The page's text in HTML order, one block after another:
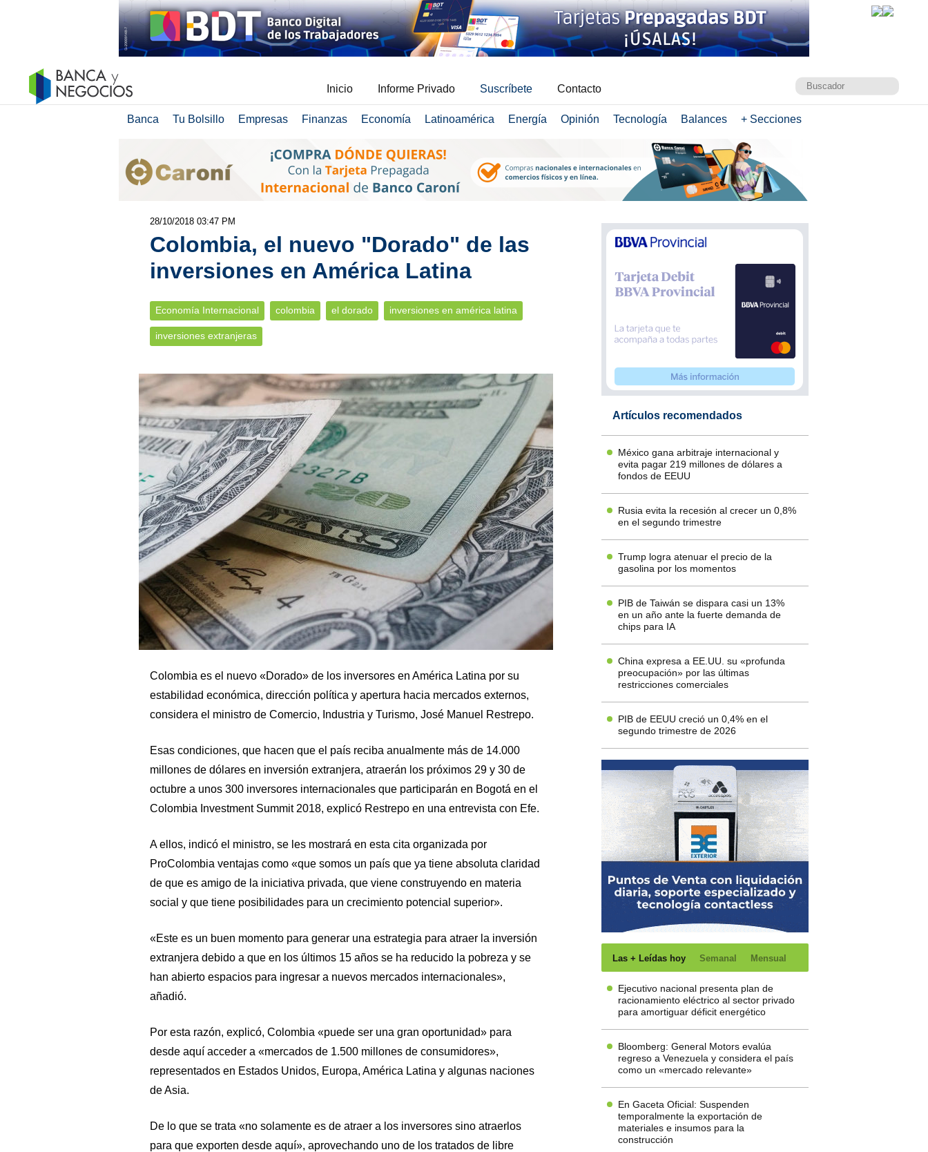
Inicio Informe Privado Suscríbete Contacto
Banca Tu Bolsillo Empresas Finanzas Economía Latinoamérica Energía Opinión Tecnología Balances + Secciones
28/10/2018 03:47 PM
Colombia, el nuevo "Dorado" de las
inversiones en América Latina
Economía Internacional colombia el dorado inversiones en américa latina
inversiones extranjeras
Colombia es el nuevo «Dorado» de los inversores en América Latina por su
estabilidad económica, dirección política y apertura hacia mercados externos,
considera el ministro de Comercio, Industria y Turismo, José Manuel Restrepo.
Esas condiciones, que hacen que el país reciba anualmente más de 14.000
millones de dólares en inversión extranjera, atraerán los próximos 29 y 30 de
octubre a unos 300 inversores internacionales que participarán en Bogotá en el
Colombia Investment Summit 2018, explicó Restrepo en una entrevista con Efe.
A ellos, indicó el ministro, se les mostrará en esta cita organizada por
ProColombia ventajas como «que somos un país que ya tiene absoluta claridad
de que es amigo de la iniciativa privada, que viene construyendo en materia
social y que tiene posibilidades para un crecimiento potencial superior».
«Este es un buen momento para generar una estrategia para atraer la inversión
extranjera debido a que en los últimos 15 años se ha reducido la pobreza y se
han abierto espacios para ingresar a nuevos mercados internacionales»,
añadió.
Por esta razón, explicó, Colombia «puede ser una gran oportunidad» para
desde aquí acceder a «mercados de 1.500 millones de consumidores»,
representados en Estados Unidos, Europa, América Latina y algunas naciones
de Asia.
De lo que se trata «no solamente es de atraer a los inversores sino atraerlos
para que exporten desde aquí», aprovechando uno de los tratados de libre
Artículos recomendados
México gana arbitraje internacional y
evita pagar 219 millones de dólares a
fondos de EEUU
Rusia evita la recesión al crecer un 0,8%
en el segundo trimestre
Trump logra atenuar el precio de la
gasolina por los momentos
PIB de Taiwán se dispara casi un 13%
en un año ante la fuerte demanda de
chips para IA
China expresa a EE.UU. su «profunda
preocupación» por las últimas
restricciones comerciales
PIB de EEUU creció un 0,4% en el
segundo trimestre de 2026
Las + Leídas hoy Semanal Mensual
Ejecutivo nacional presenta plan de
racionamiento eléctrico al sector privado
para amortiguar déficit energético
Bloomberg: General Motors evalúa
regreso a Venezuela y considera el país
como un «mercado relevante»
En Gaceta Oficial: Suspenden
temporalmente la exportación de
materiales e insumos para la
construcción